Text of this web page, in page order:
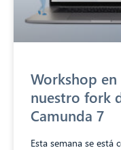
Workshop en
nuestro fork
Camunda 7
Esta semana se